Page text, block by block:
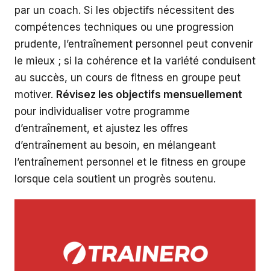
par un coach. Si les objectifs nécessitent des
compétences techniques ou une progression
prudente, l’entraînement personnel peut convenir
le mieux ; si la cohérence et la variété conduisent
au succès, un cours de fitness en groupe peut
motiver. Révisez les objectifs mensuellement
pour individualiser votre programme
d’entraînement, et ajustez les offres
d’entraînement au besoin, en mélangeant
l’entraînement personnel et le fitness en groupe
lorsque cela soutient un progrès soutenu.